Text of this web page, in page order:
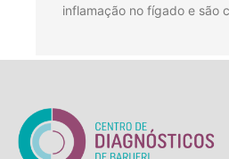
inflamação no fígado e são